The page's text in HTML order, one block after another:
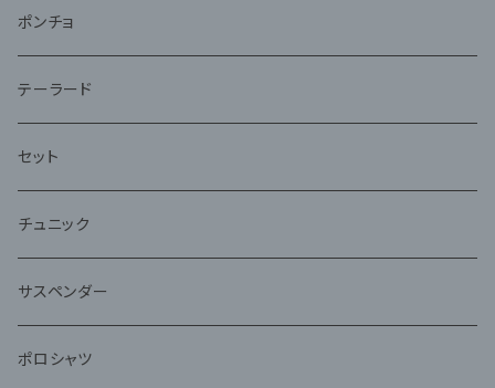
ポンチョ
テーラード
セット
チュニック
サスペンダー
ポロシャツ